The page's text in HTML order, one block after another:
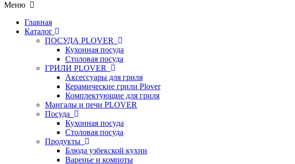
Меню
Главная
Каталог
ПОСУДА PLOVER
Кухонная посуда
Столовая посуда
ГРИЛИ PLOVER
Аксессуары для гриля
Керамические грили Plover
Комплектующие для гриля
Мангалы и печи PLOVER
Посуда
Кухонная посуда
Столовая посуда
Продукты
Блюда узбекской кухни
Варенье и компоты